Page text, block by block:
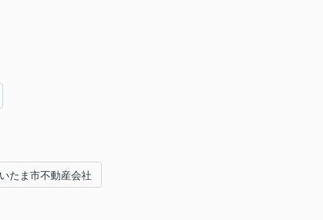
たま市不動産会社